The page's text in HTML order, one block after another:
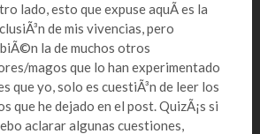
lado, esto que expuse aquÃ­ es la
de mis vivencias, pero
la de muchos otros
magos que lo han experimentado
que yo, solo es cuestiÃ³n de leer los
que he dejado en el post. QuizÃ¡s si
aclarar algunas cuestiones,